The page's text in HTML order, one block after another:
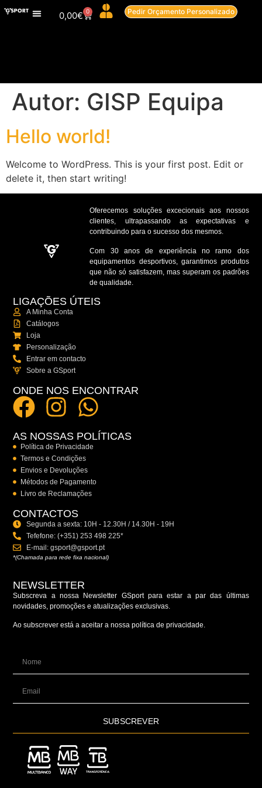
0,00€ 0 Pedir Orçamento Personalizado
Autor: GISP Equipa
Hello world!
Welcome to WordPress. This is your first post. Edit or
delete it, then start writing!
Oferecemos soluções excecionais aos nossos
clientes, ultrapassando as expectativas e
contribuindo para o sucesso dos mesmos.
Com 30 anos de experiência no ramo dos
equipamentos desportivos, garantimos produtos
que não só satisfazem, mas superam os padrões
de qualidade.
LIGAÇÕES ÚTEIS
A Minha Conta
Catálogos
Loja
Personalização
Entrar em contacto
Sobre a GSport
ONDE NOS ENCONTRAR
AS NOSSAS POLÍTICAS
Política de Privacidade
Termos e Condições
Envios e Devoluções
Métodos de Pagamento
Livro de Reclamações
CONTACTOS
Segunda a sexta: 10H - 12.30H / 14.30H - 19H
Tefefone: (+351) 253 498 225*
E-mail: gsport@gsport.pt
*(Chamada para rede fixa nacional)
NEWSLETTER
Subscreva a nossa Newsletter GSport para estar a par das últimas
novidades, promoções e atualizações exclusivas.
Ao subscrever está a aceitar a nossa política de privacidade.
SUBSCREVER